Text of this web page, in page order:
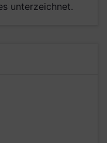
unterzeichnet.